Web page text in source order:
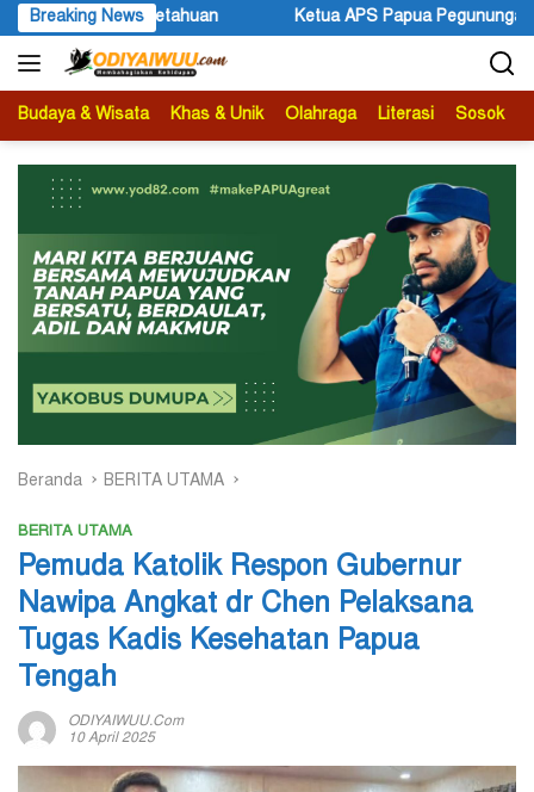
Langsung
ke
konten
Breaking News
Ketua APS Papua Pegunungan Sonni Lokobal: Kalau Mau
Budaya & Wisata Khas & Unik Olahraga Literasi Sosok
Beranda BERITA UTAMA
BERITA UTAMA
Pemuda Katolik Respon Gubernur
Nawipa Angkat dr Chen Pelaksana
Tugas Kadis Kesehatan Papua
Tengah
ODIYAIWUU.com
10 April 2025